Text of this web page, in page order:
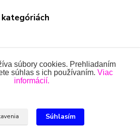
Kružlová 110, 090 02 Kružlová,
súbory cookies. Prehliadaním
súhlas s ich používaním. Viac
informácií.
Súhlasím